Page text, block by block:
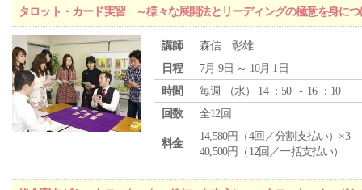
タロット・カード実習 ～様々な展開法とリーディングの極意を身につ
講師
森信 彰雄
日程
7月 9日 ～ 10月 1日
時間
毎週 （水） 14 ：50 ～ 16 ：10
回数
全12回
料金
14,580円（4回／分割支払い）×3
40,500円（12回／一括支払い）